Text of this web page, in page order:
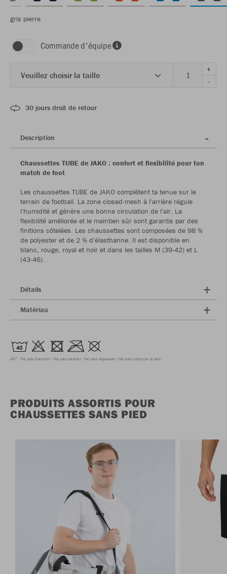
gris pierre
Commande d'équipe
Veuillez choisir la taille
+
-
30 jours droit de retour
Description
Chaussettes TUBE de JAKO : confort et flexibilité pour ton
match de foot
Les chaussettes TUBE de JAKO complètent ta tenue sur le
terrain de football. La zone closed-mesh à l'arrière régule
l'humidité et génère une bonne circulation de l'air. La
flexibilité améliorée et le maintien sûr sont garantis par des
finitions côtelées. Les chaussettes sont composées de 98 %
de polyester et de 2 % d'élasthanne. Il est disponible en
blanc, rouge, royal et noir et dans les tailles M (39-42) et L
(43-46).
Détails
Matériau
40° Ne pas blanchir Ne pas sécher Ne pas repasser Ne pas nettoyer à sec
PRODUITS ASSORTIS POUR
CHAUSSETTES SANS PIED